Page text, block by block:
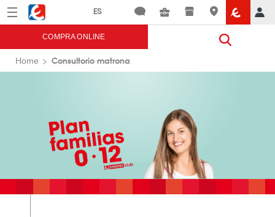
Menú Eroski
COMPRA ONLINE
Home Consultorio matrona